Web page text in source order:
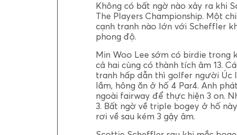
Không có bất ngờ nào xảy ra khi
The Players Championship. Một
cạnh tranh nào lớn với Scheffler
phong độ.
Min Woo Lee sớm có birdie trong
cả hai cùng có thành tích âm 13.
tranh hấp dẫn thì golfer người Úc
lầm, hỏng ăn ở hố 4 Par4. Anh
ngoài fairway để thực hiện 3 on.
3. Bất ngờ về triple bogey ở hố
rơi về sau kém 3 gậy âm.